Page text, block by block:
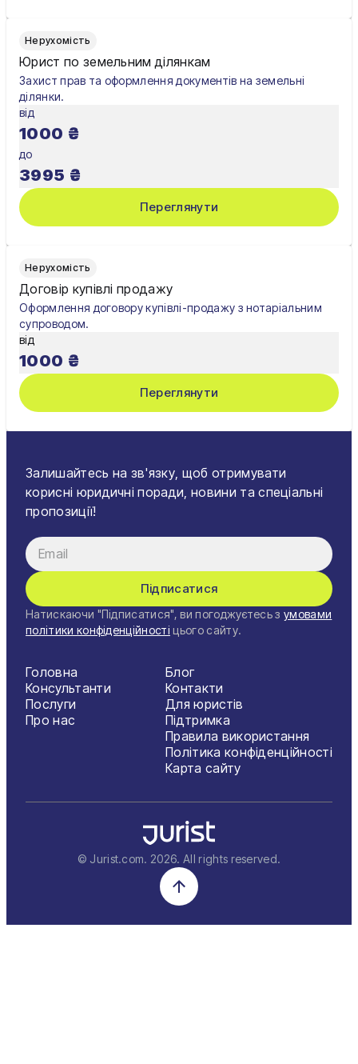
Нерухомість
Юрист по земельним ділянкам
Захист прав та оформлення документів на земельні
ділянки.
від
1000 ₴
до
3995 ₴
Переглянути
Нерухомість
Договір купівлі продажу
Оформлення договору купівлі-продажу з нотаріальним
супроводом.
від
1000 ₴
Переглянути
Залишайтесь на зв'язку, щоб отримувати
корисні юридичні поради, новини та спеціальні
пропозиції!
Підписатися
Натискаючи "Підписатися", ви погоджуєтесь з умовами
політики конфіденційності цього сайту.
Головна
Консультанти
Послуги
Про нас
Блог
Контакти
Для юристів
Підтримка
Правила використання
Політика конфіденційності
Карта сайту
© Jurist.com. 2026. All rights reserved.